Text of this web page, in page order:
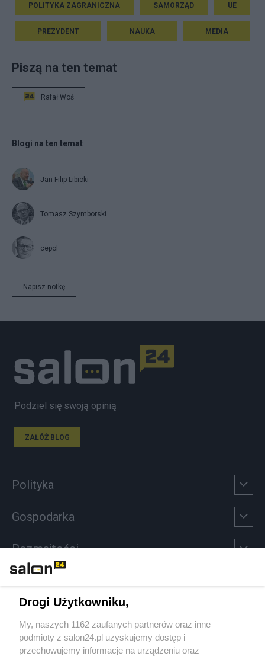
POLITYKA ZAGRANICZNA SAMORZĄD UE
PREZYDENT NAUKA MEDIA
Piszą na ten temat
Rafał Woś
Blogi na ten temat
Jan Filip Libicki
Tomasz Szymborski
cepol
Napisz notkę
Podziel się swoją opinią
ZAŁÓŻ BLOG
Polityka
Gospodarka
Rozmaitości
Sport
Społeczeństwo
Drogi Użytkowniku,
My, naszych 1162 zaufanych partnerów oraz inne
podmioty z salon24.pl uzyskujemy dostęp i
przechowujemy informacje na urządzeniu oraz